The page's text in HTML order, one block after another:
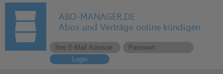
ABO-MANAGER.DE
Abos und Verträge online kündigen
Login